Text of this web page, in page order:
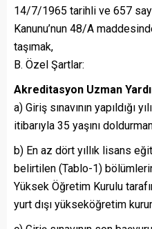
14/7/1965 tarihli ve 657
Kanunu’nun 48/A
taşımak,
B. Özel Şartlar:
Akreditasyon Uzman
a) Giriş sınavının yapıldığı
itibarıyla 35 yaşını
b) En az dört yıllık lisans
belirtilen (Tablo-1)
Yüksek Öğretim Kurulu
yurt dışı yükseköğretim